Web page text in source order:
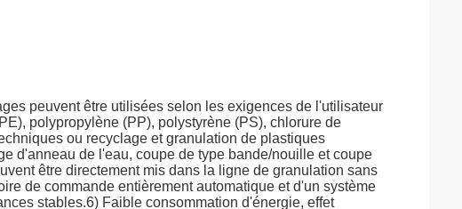
peuvent être utilisées selon les exigences de l'utilisateur
polypropylène (PP), polystyrène (PS), chlorure de
ou recyclage et granulation de plastiques
d'anneau de l'eau, coupe de type bande/nouille et coupe
être directement mis dans la ligne de granulation sans
de commande entièrement automatique et d'un système
stables.6) Faible consommation d'énergie, effet